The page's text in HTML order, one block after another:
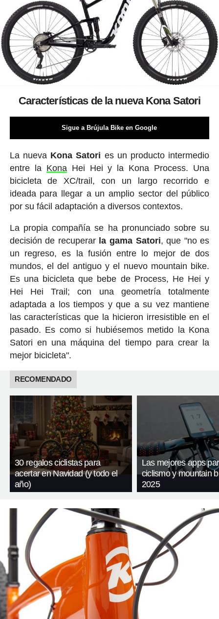
Características de la nueva Kona Satori
Sigue a Brújula Bike en Google
La nueva Kona Satori es un producto intermedio
entre la Kona Hei Hei y la Kona Process. Una
bicicleta de XC/trail, con un largo recorrido e
ideada para llegar a un amplio sector del público
por su fácil adaptación a diversos contextos.
La propia compañía se ha pronunciado sobre su
decisión de recuperar la gama Satori, que "no es
un regreso, es la fusión entre lo mejor de dos
mundos, el del antiguo y el nuevo mountain bike.
Es una bicicleta que bebe de Process, He Hei y
Hei Hei Trail; con una geometría totalmente
adaptada a los tiempos y que a su vez mantiene
las características que la hicieron irresistible en el
pasado. Es como si hubiésemos metido la Kona
Satori en una máquina del tiempo para crear la
mejor bicicleta".
RECOMENDADO
30 regalos ciclistas para
acertar en Navidad (y todo el
año)
Las mejores apps
ciclismo y mountain
2025